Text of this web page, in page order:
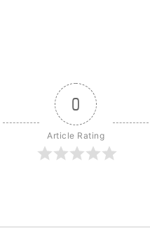
0
Article Rating